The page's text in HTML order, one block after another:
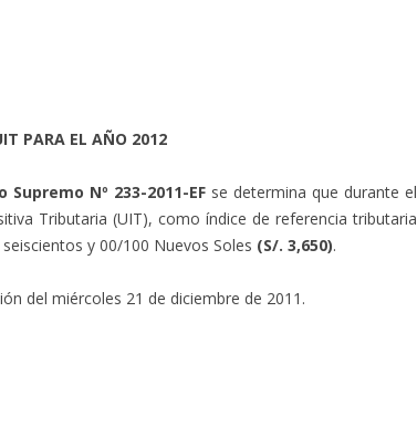
PARA EL AÑO 2012
Supremo Nº 233-2011-EF se determina que durante el
Tributaria (UIT), como índice de referencia tributaria
y 00/100 Nuevos Soles (S/. 3,650).
del miércoles 21 de diciembre de 2011.